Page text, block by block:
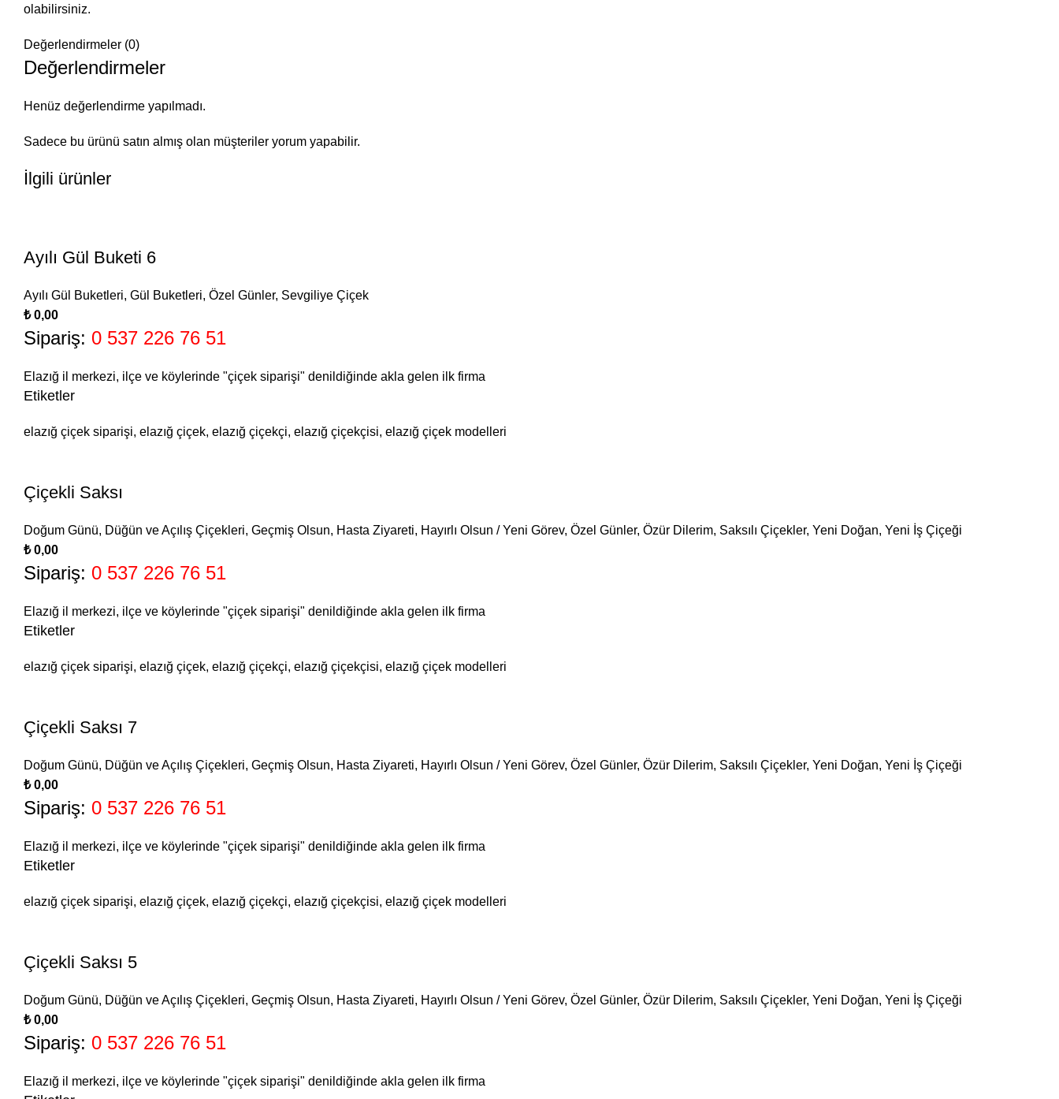
olabilirsiniz.
Değerlendirmeler (0)
Değerlendirmeler
Henüz değerlendirme yapılmadı.
Sadece bu ürünü satın almış olan müşteriler yorum yapabilir.
İlgili ürünler
Ayılı Gül Buketi 6
Ayılı Gül Buketleri, Gül Buketleri, Özel Günler, Sevgiliye Çiçek
₺
Sipariş: 0 537 226 76 51
Elazığ il merkezi, ilçe ve köylerinde "çiçek siparişi" denildiğinde akla gelen ilk firma
Etiketler
elazığ çiçek siparişi, elazığ çiçek, elazığ çiçekçi, elazığ çiçekçisi, elazığ çiçek modelleri
Çiçekli Saksı
Doğum Günü, Düğün ve Açılış Çiçekleri, Geçmiş Olsun, Hasta Ziyareti, Hayırlı Olsun / Yeni Görev, Özel Günler, Özür Dilerim, Saksılı Çiçekler, Yeni Doğan, Yeni İş Çiçeği
₺
Sipariş: 0 537 226 76 51
Elazığ il merkezi, ilçe ve köylerinde "çiçek siparişi" denildiğinde akla gelen ilk firma
Etiketler
elazığ çiçek siparişi, elazığ çiçek, elazığ çiçekçi, elazığ çiçekçisi, elazığ çiçek modelleri
Çiçekli Saksı 7
Doğum Günü, Düğün ve Açılış Çiçekleri, Geçmiş Olsun, Hasta Ziyareti, Hayırlı Olsun / Yeni Görev, Özel Günler, Özür Dilerim, Saksılı Çiçekler, Yeni Doğan, Yeni İş Çiçeği
₺
Sipariş: 0 537 226 76 51
Elazığ il merkezi, ilçe ve köylerinde "çiçek siparişi" denildiğinde akla gelen ilk firma
Etiketler
elazığ çiçek siparişi, elazığ çiçek, elazığ çiçekçi, elazığ çiçekçisi, elazığ çiçek modelleri
Çiçekli Saksı 5
Doğum Günü, Düğün ve Açılış Çiçekleri, Geçmiş Olsun, Hasta Ziyareti, Hayırlı Olsun / Yeni Görev, Özel Günler, Özür Dilerim, Saksılı Çiçekler, Yeni Doğan, Yeni İş Çiçeği
₺
Sipariş: 0 537 226 76 51
Elazığ il merkezi, ilçe ve köylerinde "çiçek siparişi" denildiğinde akla gelen ilk firma